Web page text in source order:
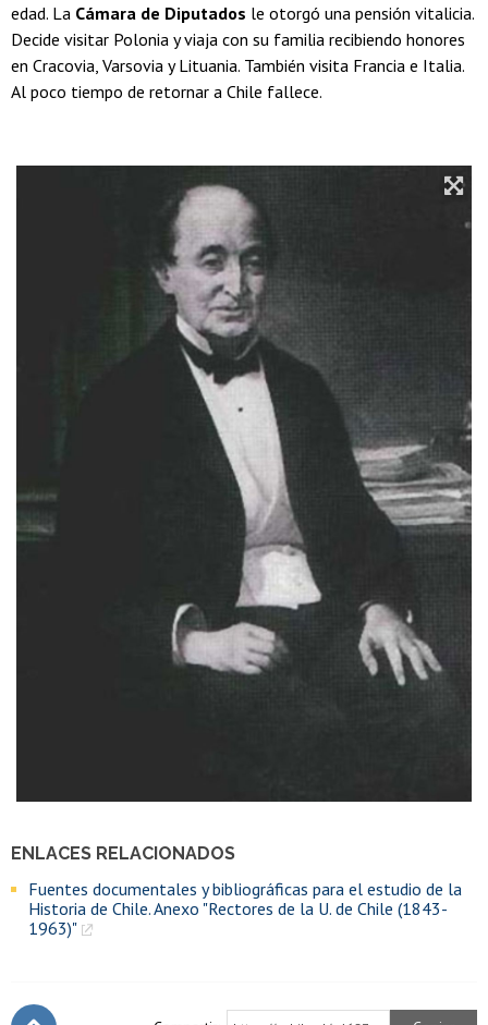
ENLACES RELACIONADOS
Fuentes documentales y bibliográficas para el estudio de la
Historia de Chile. Anexo "Rectores de la U. de Chile (1843-
1963)"
edad. La Cámara de Diputados le otorgó una pensión vitalicia.
Decide visitar Polonia y viaja con su familia recibiendo honores
en Cracovia, Varsovia y Lituania. También visita Francia e Italia.
Al poco tiempo de retornar a Chile fallece.